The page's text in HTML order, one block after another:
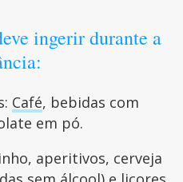
ingerir durante a
Café, bebidas com
em pó.
aperitivos, cerveja